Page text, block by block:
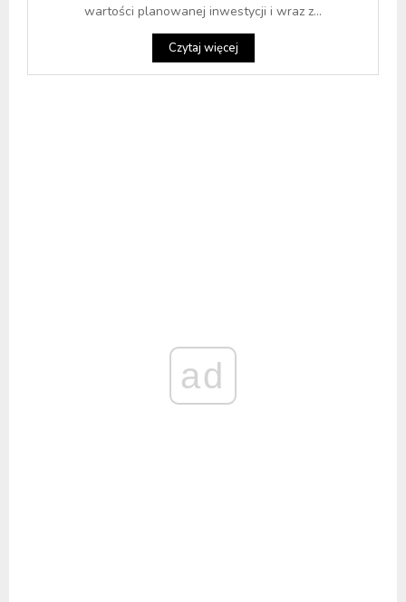
wartości planowanej inwestycji i wraz z...
Czytaj więcej
ad